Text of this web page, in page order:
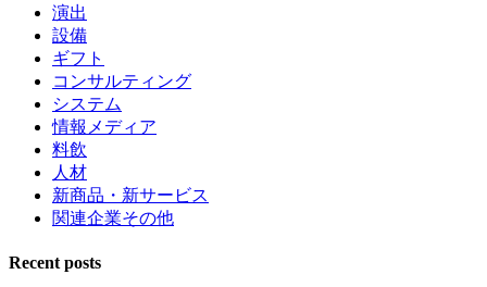
演出
設備
ギフト
コンサルティング
システム
情報メディア
料飲
人材
新商品・新サービス
関連企業その他
Recent posts